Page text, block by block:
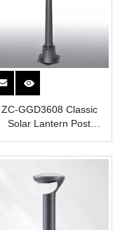
ZC-GGD3608 Classic
Solar Lantern Post